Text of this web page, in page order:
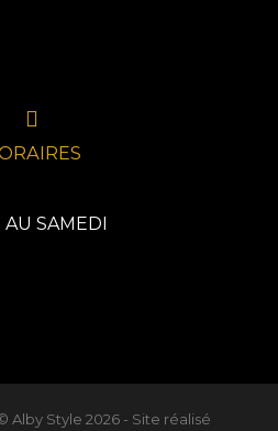
SAMEDI
Alby Style 2026 - Site réalisé